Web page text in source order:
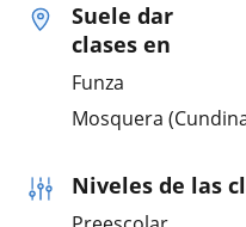
Suele dar
clases en
Funza
Mosquera
Niveles de las